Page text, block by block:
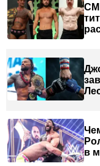
СМ
в